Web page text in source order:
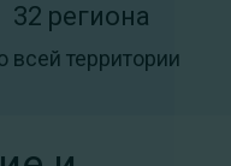
32 региона
всей территории